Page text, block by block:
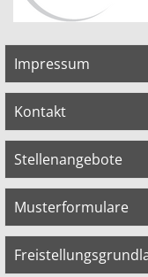
Impressum
Kontakt
Stellenangebote
Musterformulare